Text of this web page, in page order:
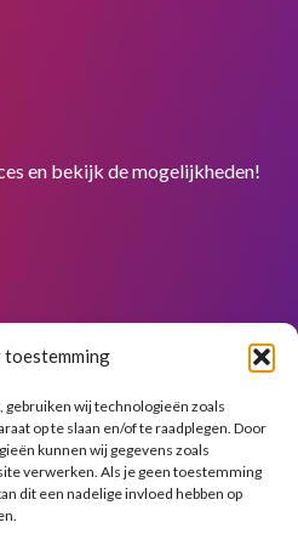
toestemming
wij technologieën zoals
op te slaan en/of te raadplegen. Door
kunnen wij gegevens zoals
verwerken. Als je geen toestemming
dit een nadelige invloed hebben op
en bekijk de mogelijkheden!